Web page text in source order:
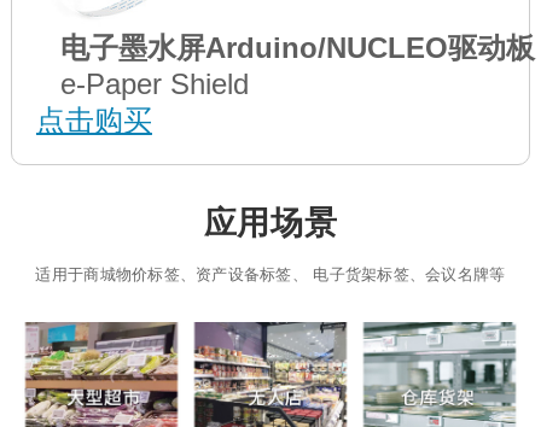
电子墨水屏Arduino/NUCLEO驱动板
e-Paper Shield
点击购买
应用场景
适用于商城物价标签、资产设备标签、 电子货架标签、会议名牌等